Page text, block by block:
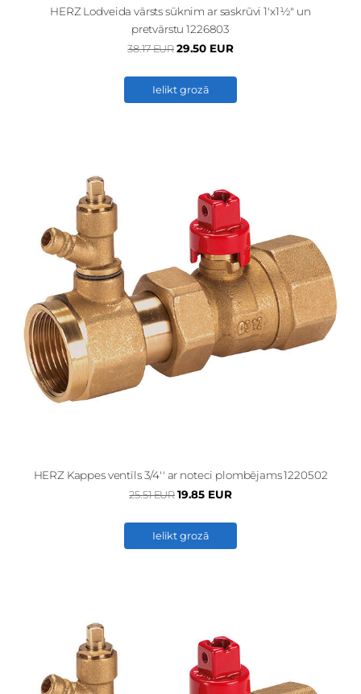
HERZ Lodveida vārsts sūknim ar saskrūvi 1'x1½" un
pretvārstu 1226803
38.17 EUR 29.50 EUR
Ielikt grozā
HERZ Kappes ventīls 3/4'' ar noteci plombējams 1220502
25.51 EUR 19.85 EUR
Ielikt grozā